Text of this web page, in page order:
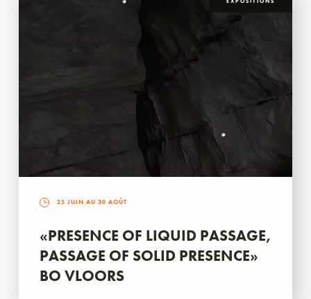
25 JUIN AU 30 AOÛT
«PRESENCE OF LIQUID PASSAGE,
PASSAGE OF SOLID PRESENCE»
BO VLOORS